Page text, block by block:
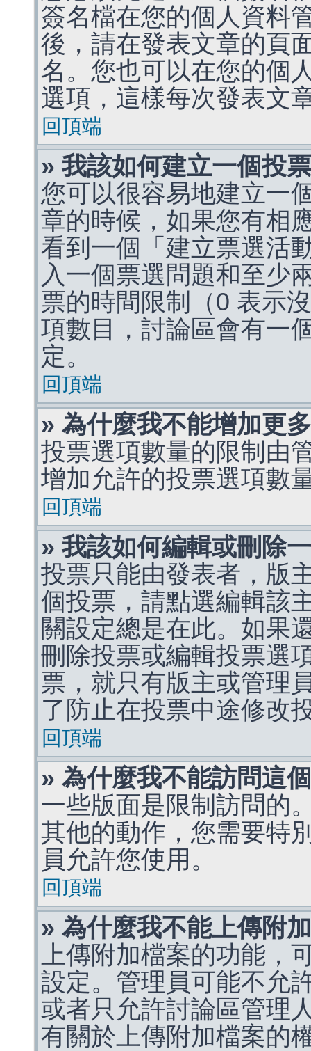
簽名檔在您的個人資料
後，請在發表文章的頁
名。您也可以在您的個
選項，這樣每次發表文
回頂端
» 我該如何建立一個投
您可以很容易地建立一
章的時候，如果您有相
看到一個「建立票選活
入一個票選問題和至少
票的時間限制（0 表示
項數目，討論區會有一
定。
回頂端
» 為什麼我不能增加更
投票選項數量的限制由
增加允許的投票選項數
回頂端
» 我該如何編輯或刪除
投票只能由發表者，版
個投票，請點選編輯該
關設定總是在此。如果
刪除投票或編輯投票選
票，就只有版主或管理
了防止在投票中途修改
回頂端
» 為什麼我不能訪問這
一些版面是限制訪問的
其他的動作，您需要特
員允許您使用。
回頂端
» 為什麼我不能上傳附
上傳附加檔案的功能，
設定。管理員可能不允
或者只允許討論區管理
有關於上傳附加檔案的